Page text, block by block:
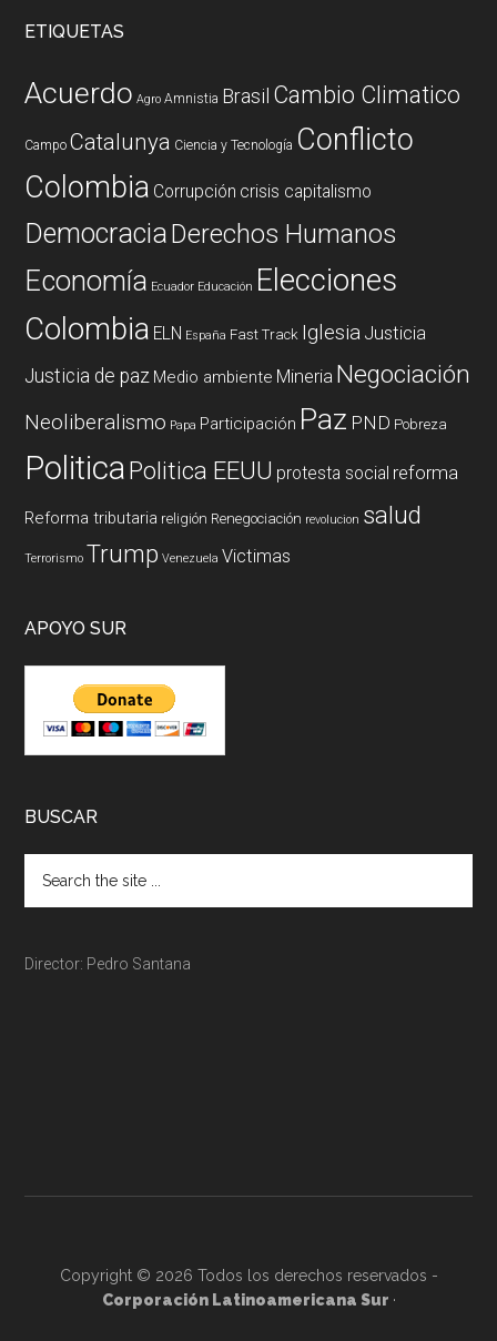
ETIQUETAS
Acuerdo Agro Amnistia Brasil Cambio Climatico
Campo Catalunya Ciencia y Tecnología Conflicto
Colombia Corrupción crisis capitalismo
DemocraciaDerechos Humanos
Economía Ecuador Educación Elecciones
Colombia ELN España Fast Track Iglesia Justicia
Justicia de paz Medio ambiente Mineria Negociación
Neoliberalismo Papa Participación Paz PND Pobreza
PoliticaPolitica EEUU protesta social reforma
Reforma tributaria religión Renegociación revolucion salud
Terrorismo Trump Venezuela Victimas
APOYO SUR
BUSCAR
Director: Pedro Santana
Copyright © 2026 Todos los derechos reservados -
Corporación Latinoamericana Sur ·